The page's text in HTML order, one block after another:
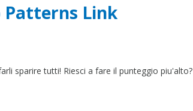
Patterns Link
sparire tutti! Riesci a fare il punteggio piu'alto?